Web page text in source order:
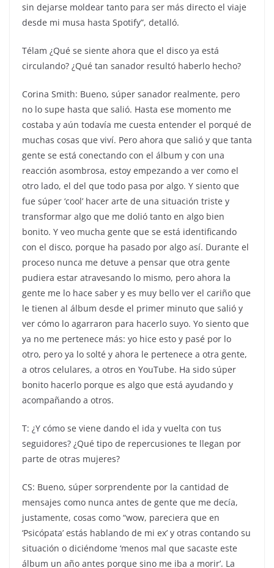
sin dejarse moldear tanto para ser más directo el viaje
desde mi musa hasta Spotify”, detalló.
Télam ¿Qué se siente ahora que el disco ya está
circulando? ¿Qué tan sanador resultó haberlo hecho?
Corina Smith: Bueno, súper sanador realmente, pero
no lo supe hasta que salió. Hasta ese momento me
costaba y aún todavía me cuesta entender el porqué de
muchas cosas que viví. Pero ahora que salió y que tanta
gente se está conectando con el álbum y con una
reacción asombrosa, estoy empezando a ver como el
otro lado, el del que todo pasa por algo. Y siento que
fue súper ‘cool’ hacer arte de una situación triste y
transformar algo que me dolió tanto en algo bien
bonito. Y veo mucha gente que se está identificando
con el disco, porque ha pasado por algo así. Durante el
proceso nunca me detuve a pensar que otra gente
pudiera estar atravesando lo mismo, pero ahora la
gente me lo hace saber y es muy bello ver el cariño que
le tienen al álbum desde el primer minuto que salió y
ver cómo lo agarraron para hacerlo suyo. Yo siento que
ya no me pertenece más: yo hice esto y pasé por lo
otro, pero ya lo solté y ahora le pertenece a otra gente,
a otros celulares, a otros en YouTube. Ha sido súper
bonito hacerlo porque es algo que está ayudando y
acompañando a otros.
T: ¿Y cómo se viene dando el ida y vuelta con tus
seguidores? ¿Qué tipo de repercusiones te llegan por
parte de otras mujeres?
CS: Bueno, súper sorprendente por la cantidad de
mensajes como nunca antes de gente que me decía,
justamente, cosas como “wow, pareciera que en
‘Psicópata’ estás hablando de mi ex’ y otras contando su
situación o diciéndome ‘menos mal que sacaste este
álbum un año antes porque sino me iba a morir’. La